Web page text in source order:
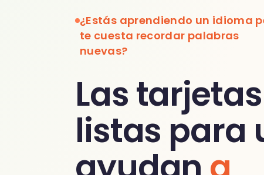
¿Estás aprendiendo un idioma
te cuesta recordar palabras
nuevas?
Las tarjetas
listas para